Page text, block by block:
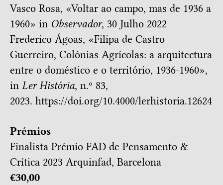
Vasco Rosa, «Voltar ao campo, mas de 1936 a
1960» in Observador, 30 Julho 2022
Frederico Ágoas, «Filipa de Castro
Guerreiro, Colónias Agrícolas: a arquitectura
entre o doméstico e o território, 1936-1960»,
in Ler História, n.º 83,
2023. https://doi.org/10.4000/lerhistoria.12624
Prémios
Finalista Prémio FAD de Pensamento &
Crítica 2023 Arquinfad, Barcelona
€30,00